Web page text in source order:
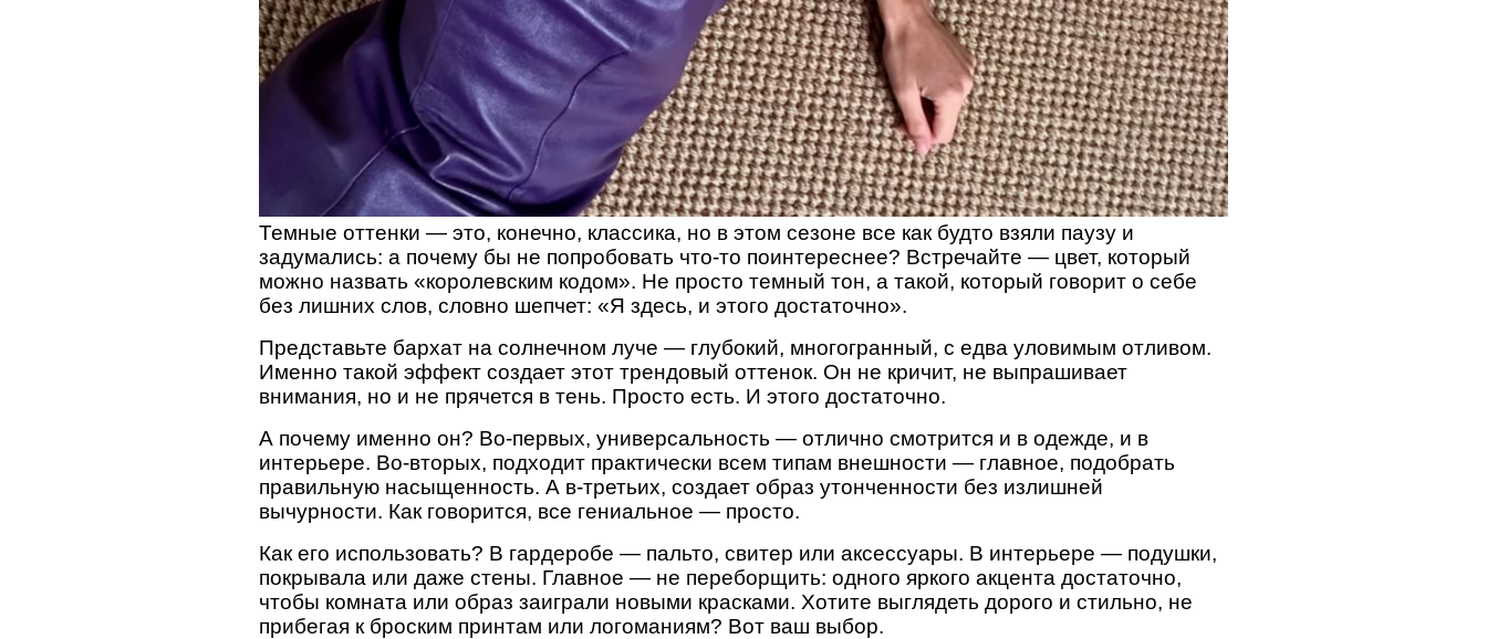
Темные оттенки — это, конечно, классика, но в этом сезоне все как будто взяли паузу и
задумались: а почему бы не попробовать что-то поинтереснее? Встречайте — цвет, который
можно назвать «королевским кодом». Не просто темный тон, а такой, который говорит о себе
без лишних слов, словно шепчет: «Я здесь, и этого достаточно».
Представьте бархат на солнечном луче — глубокий, многогранный, с едва уловимым отливом.
Именно такой эффект создает этот трендовый оттенок. Он не кричит, не выпрашивает
внимания, но и не прячется в тень. Просто есть. И этого достаточно.
А почему именно он? Во-первых, универсальность — отлично смотрится и в одежде, и в
интерьере. Во-вторых, подходит практически всем типам внешности — главное, подобрать
правильную насыщенность. А в-третьих, создает образ утонченности без излишней
вычурности. Как говорится, все гениальное — просто.
Как его использовать? В гардеробе — пальто, свитер или аксессуары. В интерьере — подушки,
покрывала или даже стены. Главное — не переборщить: одного яркого акцента достаточно,
чтобы комната или образ заиграли новыми красками. Хотите выглядеть дорого и стильно, не
прибегая к броским принтам или логоманиям? Вот ваш выбор.